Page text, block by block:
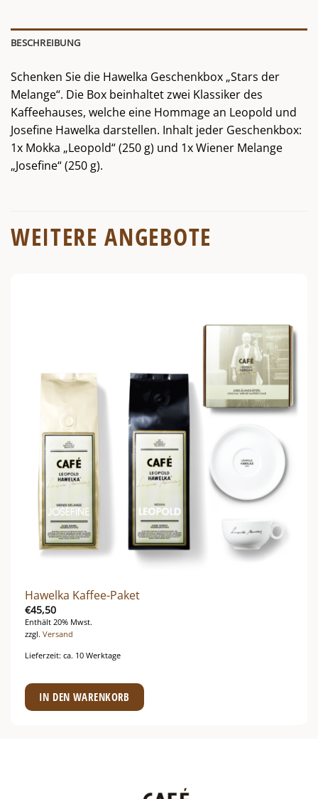
BESCHREIBUNG
Schenken Sie die Hawelka Geschenkbox „Stars der
Melange“. Die Box beinhaltet zwei Klassiker des
Kaffeehauses, welche eine Hommage an Leopold und
Josefine Hawelka darstellen. Inhalt jeder Geschenkbox:
1x Mokka „Leopold“ (250 g) und 1x Wiener Melange
„Josefine“ (250 g).
WEITERE ANGEBOTE
Hawelka Kaffee-Paket
€45,50
Enthält 20% Mwst.
zzgl. Versand
Lieferzeit: ca. 10 Werktage
IN DEN WARENKORB